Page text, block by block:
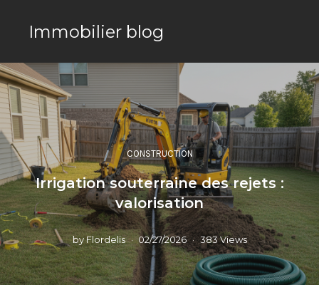
Immobilier blog
CONSTRUCTION
Irrigation souterraine des rejets :
valorisation
byFlordelis 02/27/2026 383 Views